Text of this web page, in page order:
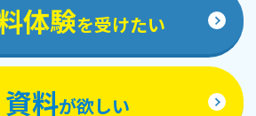
体験を受けたい
資料が欲しい